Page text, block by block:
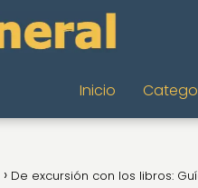
Inicio
De excursión con los libros: